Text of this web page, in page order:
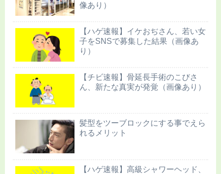
像あり）
【ハゲ速報】イケおぢさん、若い女
子をSNSで募集した結果（画像あ
り）
【チビ速報】骨延長手術のこびさ
ん、新たな真実が発覚（画像あり）
髪型をツーブロックにする事でえら
れるメリット
【ハゲ速報】高級シャワーヘッド、